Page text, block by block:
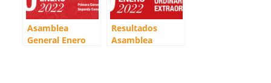
Asamblea
General Enero
Resultados
Asamblea